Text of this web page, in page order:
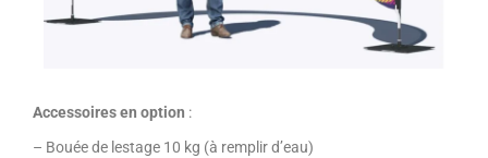
Accessoires en option :
– Bouée de lestage 10 kg (à remplir d’eau)